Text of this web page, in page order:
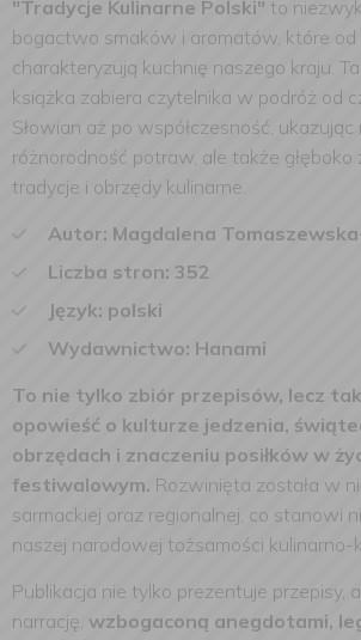
"Tradycje Kulinarne Polski" to
bogactwo smaków i aromatów, które
charakteryzują kuchnię naszego kraju.
książka zabiera czytelnika w podróż od
Słowian aż po współczesność, ukazując
różnorodność potraw, ale także głęboko
tradycje i obrzędy kulinarne.
Autor: Magdalena
Liczba stron: 352
Język: polski
Wydawnictwo: Hanami
To nie tylko zbiór przepisów, lecz
opowieść o kulturze jedzenia,
obrzędach i znaczeniu posiłków w
festiwalowym. Rozwinięta została w
sarmackiej oraz regionalnej, co stanowi
naszej narodowej tożsamości kulinarno-
Publikacja nie tylko prezentuje przepisy,
narrację, wzbogaconą anegdotami,